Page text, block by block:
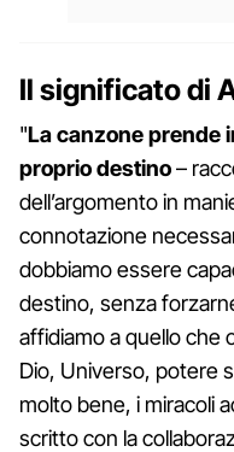
Il significato di
"La canzone prende
proprio destino–
dell’argomento in
connotazione
dobbiamo essere
destino, senza
affidiamo a quello che
Dio, Universo, potere
molto bene, i miracoli
scritto con la